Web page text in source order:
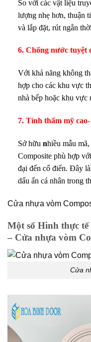
So với các vật liệu
lượng nhẹ hơn, thuận
và lắp đặt, rút ngắn
6. Chống nước tuyệt
Với khả năng không
hợp cho các khu vực
nhà bếp hoặc khu vực
7. Tính thẩm mỹ cao-
Sở hữu nhiều mẫu
Composite phù hợp
đại đến cổ điển. Đây
dấu ấn cá nhân trong
Cửa nhựa vòm
Một số Hình thực tế
– Cửa nhựa vòm
Cửa